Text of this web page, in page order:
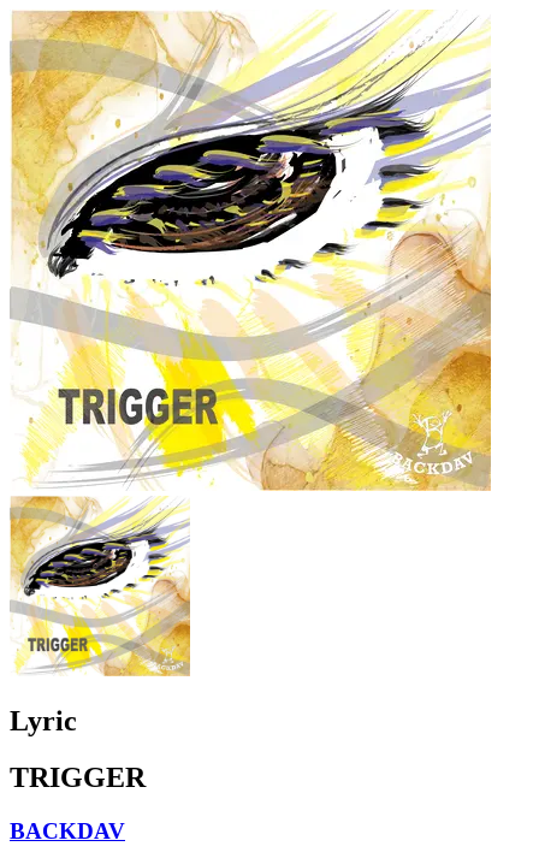
Lyric
TRIGGER
BACKDAV